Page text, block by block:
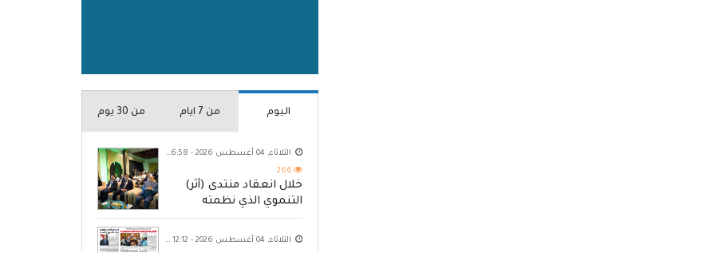
اليوم من 7 ايام من 30 يوم
الثلاثاء, 04 أغسطس 2026 - 06:58 م
266
خلال انعقاد منتدى (أثر)
التنموي الذي نظمته
مؤسسة حضرموت
الثلاثاء, 04 أغسطس 2026 - 12:12 ص